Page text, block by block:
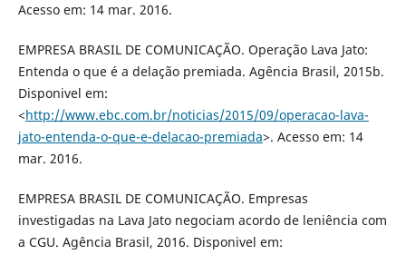
Acesso em: 14 mar. 2016.
EMPRESA BRASIL DE COMUNICAÇÃO. Operação Lava Jato:
Entenda o que é a delação premiada. Agência Brasil, 2015b.
Disponivel em:
<http://www.ebc.com.br/noticias/2015/09/operacao-lava-
jato-entenda-o-que-e-delacao-premiada>. Acesso em: 14
mar. 2016.
EMPRESA BRASIL DE COMUNICAÇÃO. Empresas
investigadas na Lava Jato negociam acordo de leniência com
a CGU. Agência Brasil, 2016. Disponivel em: